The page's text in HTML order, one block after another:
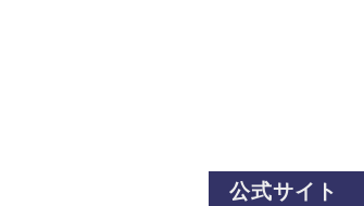
公式サイト